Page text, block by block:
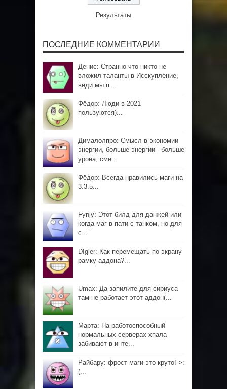
Результаты
ПОСЛЕДНИЕ КОММЕНТАРИИ
Денис: Странно что никто не
вложил таланты в Исскупление,
веди мы п...
Фёдор: Люди в 2021
пользуются)...
Дималолпро: Смысл в экономии
энергии, больше энергии - больше
урона, сме...
Фёдор: Всегда нравились маги на
3.3.5...
Fynjy: Этот билд для данжей или
когда маг в пати с танком, но для
с...
DIgler: Как перемещать по экрану
рамку аддона?...
Umax: Да запилите для сириуса
там не работает этот аддон(...
Марта: На работоспособный
нормальных серверах хпала
забивают в инте...
Райбару: фрост маги это круто! >:
(...